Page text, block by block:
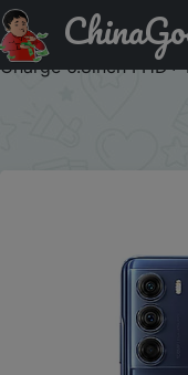
Знижка на Global
Mobile Phone
Charge 6.8inch FHD+